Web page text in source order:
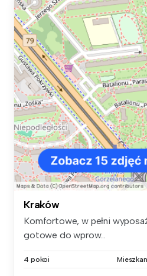
Kraków
Komfortowe, w pełni
gotowe do wprow...
4 pokoi